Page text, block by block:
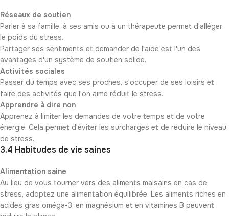
Réseaux de soutien
Parler à sa famille, à ses amis ou à un thérapeute permet d'alléger
le poids du stress.
Partager ses sentiments et demander de l'aide est l'un des
avantages d'un système de soutien solide.
Activités sociales
Passer du temps avec ses proches, s'occuper de ses loisirs et
faire des activités que l'on aime réduit le stress.
Apprendre à dire non
Apprenez à limiter les demandes de votre temps et de votre
énergie. Cela permet d'éviter les surcharges et de réduire le niveau
de stress.
3.4 Habitudes de vie saines
Alimentation saine
Au lieu de vous tourner vers des aliments malsains en cas de
stress, adoptez une alimentation équilibrée. Les aliments riches en
acides gras oméga-3, en magnésium et en vitamines B peuvent